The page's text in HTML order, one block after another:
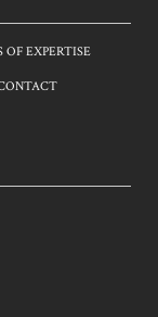
OF EXPERTISE